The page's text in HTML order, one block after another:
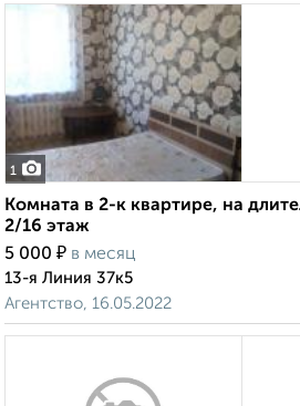
1
Комната в 2-к квартире, на
2/16 этаж
5 000 ₽ в месяц
13-я Линия 37к5
Агентство, 16.05.2022